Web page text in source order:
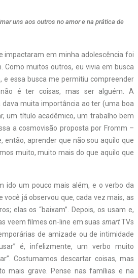
uns aos outros no amor e na prática de
impactaram em minha adolescência foi
Como muitos outros, eu vivia em busca
e essa busca me permitiu compreender
é ter coisas, mas ser alguém. A
dava muita importância ao ter (uma boa
um título acadêmico, um trabalho bem
a cosmovisão proposta por Fromm –
então, aprender que não sou aquilo que
muito, muito mais do que aquilo que
ido um pouco mais além, e o verbo da
você já observou que, cada vez mais, as
elas os “baixam”. Depois, os usam e,
veem filmes on-line em suas smartTVs
de amizade ou de intimidade
é, infelizmente, um verbo muito
Costumamos descartar coisas, mas
mais grave. Pense nas famílias e na